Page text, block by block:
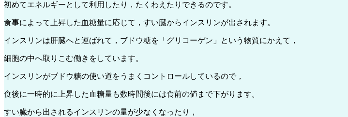
初めてエネルギーとして利用したり，たくわえたりできるのです。
食事によって上昇した血糖量に応じて，すい臓からインスリンが出されます。
インスリンは肝臓へと運ばれて，ブドウ糖を「グリコーゲン」という物質にかえて，
細胞の中へ取りこむ働きをしています。
インスリンがブドウ糖の使い道をうまくコントロールしているので，
食後に一時的に上昇した血糖量も数時間後には食前の値まで下がります。
すい臓から出されるインスリンの量が少なくなったり，